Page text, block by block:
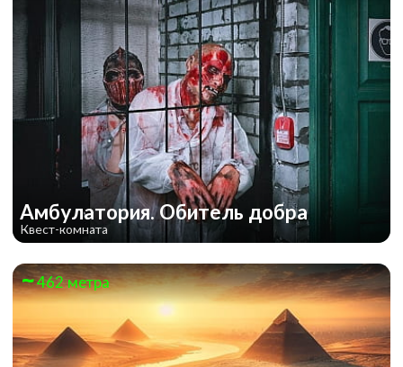
Амбулатория. Обитель добра
Квест-комната
462 метра